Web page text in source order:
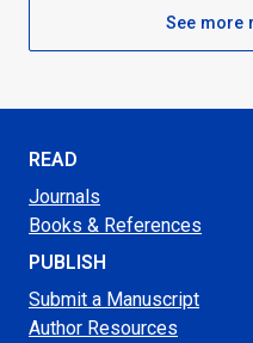
See more
READ
Journals
Books & References
PUBLISH
Submit a Manuscript
Author Resources